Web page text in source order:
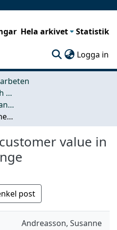
Hela arkivet Statistik
Logga in
Teknikens ekonomi och organisation
Examensarbeten för kandidatexamen
Understanding customer value in a market of change
value in
post
Andreasson, Susanne